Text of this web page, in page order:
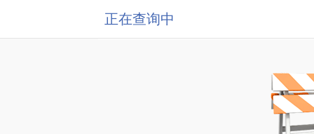
正在查询中